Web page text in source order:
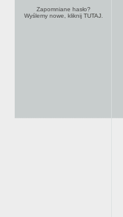
Zapomniane hasło?
Wyślemy nowe, kliknij TUTAJ.